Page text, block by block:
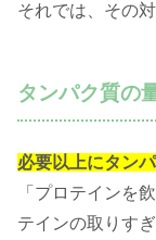
それでは、その
タンパク質の
必要以上にタン
「プロテインを
テインの取りす